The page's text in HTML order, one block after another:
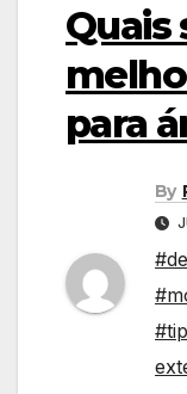
Quais
para
By